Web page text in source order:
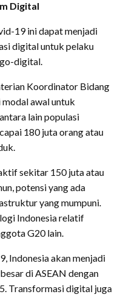
Digital
19 ini dapat menjadi
digital untuk pelaku
digital.
Koordinator Bidang
awal untuk
lain populasi
180 juta orang atau
sekitar 150 juta atau
potensi yang ada
yang mumpuni.
Indonesia relatif
G20 lain.
Indonesia akan menjadi
di ASEAN dengan
Transformasi digital juga